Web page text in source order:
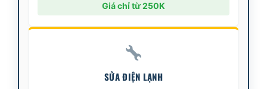
Giá chỉ từ 250K
SỬA ĐIỆN LẠNH